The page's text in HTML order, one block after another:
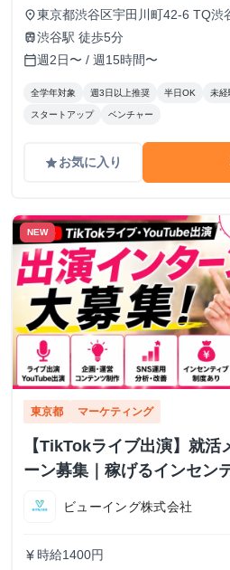
place東京都渋谷区宇田川町42-6 TQ渋
train渋谷駅 徒歩5分
calendar_today週2日〜 / 週15時間〜
全学年対象 週3日以上推奨 半日OK 未経
スタートアップ ベンチャー
gradeお気に入り
NEW
東京都 マーケティング
【TikTokライブ出演】就活
ーン募集｜稼げるインセン
ビューイング株式会社
currency_yen 時給1400円